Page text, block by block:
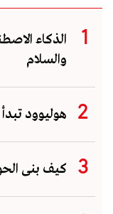
الذكاء
والسلام
هوليوود
كيف بنى